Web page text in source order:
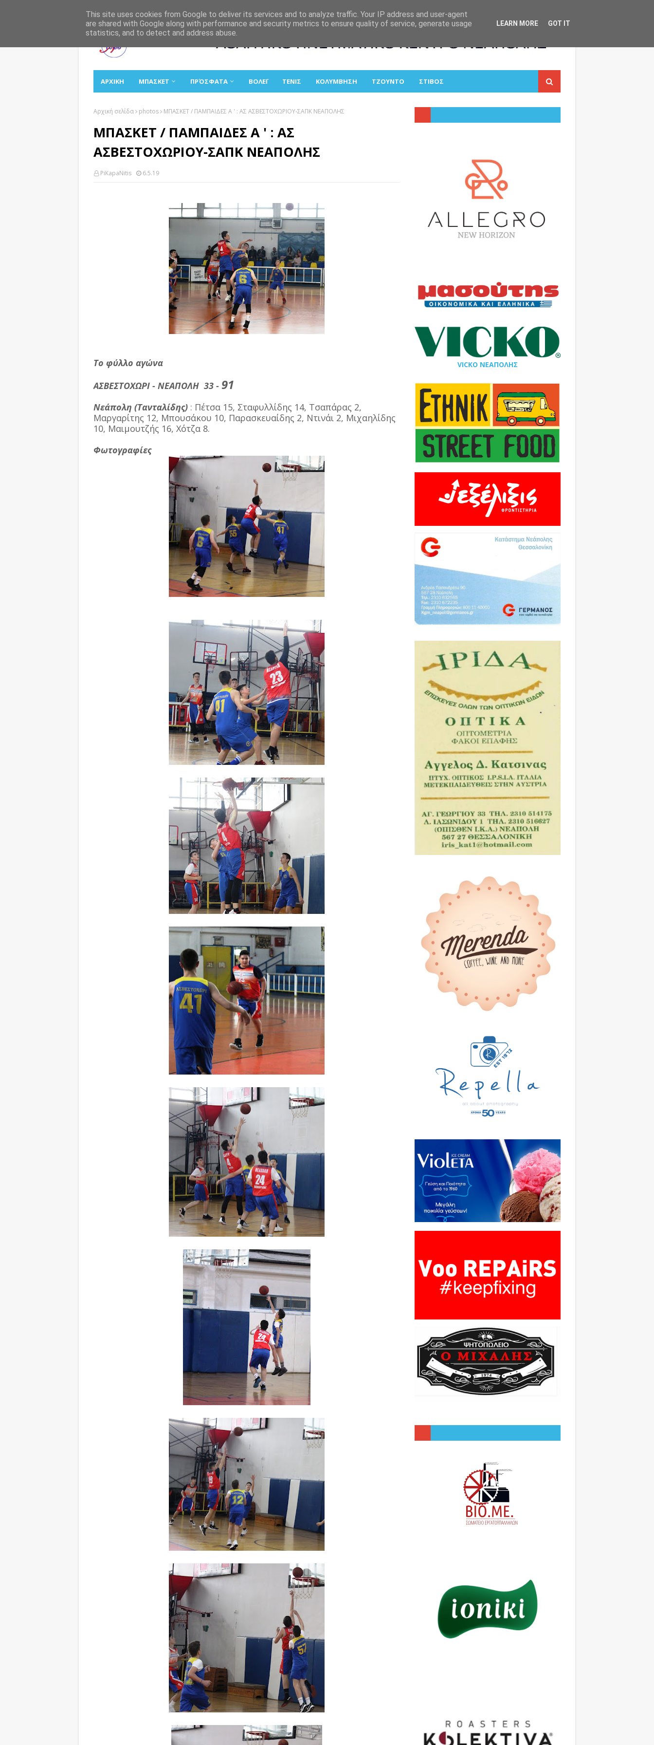
ΑΡΧΙΚΗ ΜΠΑΣΚΕΤ ΠΡΌΣΦΑΤΑ ΒΟΛΕΪ ΤΕΝΙΣ ΚΟΛΥΜΒΗΣΗ ΤΖΟΥΝΤΟ ΣΤΙΒΟΣ
Αρχική σελίδα photos ΜΠΑΣΚΕΤ / ΠΑΜΠΑΙΔΕΣ Α ' : ΑΣ ΑΣΒΕΣΤΟΧΩΡΙΟΥ-ΣΑΠΚ ΝΕΑΠΟΛΗΣ
ΜΠΑΣΚΕΤ / ΠΑΜΠΑΙΔΕΣ Α ' : ΑΣ
ΑΣΒΕΣΤΟΧΩΡΙΟΥ-ΣΑΠΚ ΝΕΑΠΟΛΗΣ
PiKapaNitis 6.5.19
Το φύλλο αγώνα
ΑΣΒΕΣΤΟΧΩΡΙ - ΝΕΑΠΟΛΗ 33 - 91
Νεάπολη (Τανταλίδης) : Πέτσα 15, Σταφυλλίδης 14, Τσαπάρας 2,
Μαργαρίτης 12, Μπουσάκου 10, Παρασκευαίδης 2, Ντινάι 2, Μιχαηλίδης
10, Μαιμουτζής 16, Χότζα 8.
Φωτογραφίες
VICKO ΝΕΑΠΟΛΗΣ
This site uses cookies from Google to deliver its services and to analyze traffic. Your IP address and user-agent
are shared with Google along with performance and security metrics to ensure quality of service, generate usage
statistics, and to detect and address abuse.
LEARN MORE GOT IT